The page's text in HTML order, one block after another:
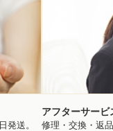
発送。
アフターサービ
修理・交換・返